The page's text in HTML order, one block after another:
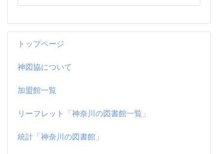
トップページ
神図協について
加盟館一覧
リーフレット「神奈川の図書館一覧」
統計「神奈川の図書館」